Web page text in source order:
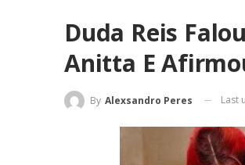
Duda Reis
Anitta E
By Alexsandro Peres Last